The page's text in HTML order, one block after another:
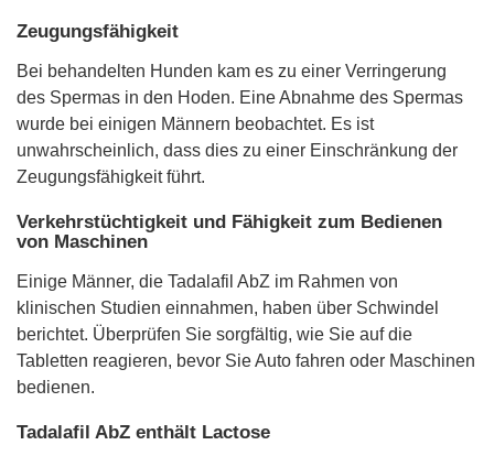
Zeugungsfähigkeit
Bei behandelten Hunden kam es zu einer Verringerung
des Spermas in den Hoden. Eine Abnahme des Spermas
wurde bei einigen Männern beobachtet. Es ist
unwahrscheinlich, dass dies zu einer Einschränkung der
Zeugungsfähigkeit führt.
Verkehrstüchtigkeit und Fähigkeit zum Bedienen
von Maschinen
Einige Männer, die Tadalafil AbZ im Rahmen von
klinischen Studien einnahmen, haben über Schwindel
berichtet. Überprüfen Sie sorgfältig, wie Sie auf die
Tabletten reagieren, bevor Sie Auto fahren oder Maschinen
bedienen.
Tadalafil AbZ enthält Lactose